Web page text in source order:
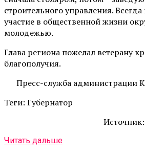
строительного управления.
участие в общественной жизни
молодежью.
Глава региона пожелал ветерану
благополучия.
Пресс-служба администрации
Теги: Губернатор
Источник:
Читать дальше